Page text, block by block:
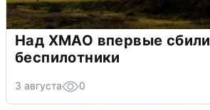
Над ХМАО впервые сбили
беспилотники
3 августа 0